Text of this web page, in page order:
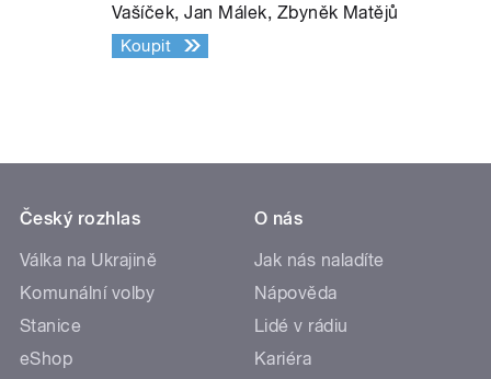
Vašíček, Jan Málek, Zbyněk Matějů
Koupit
Český rozhlas
Válka na Ukrajině
Komunální volby
Stanice
eShop
O nás
Jak nás naladíte
Nápověda
Lidé v rádiu
Kariéra